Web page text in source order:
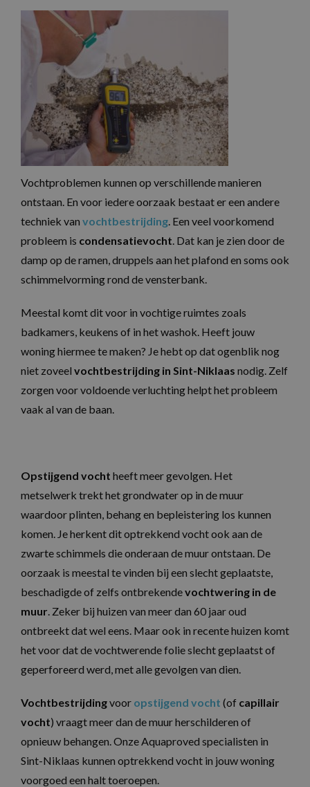
Vochtproblemen kunnen op verschillende manieren
ontstaan. En voor iedere oorzaak bestaat er een andere
techniek van vochtbestrijding. Een veel voorkomend
probleem is condensatievocht. Dat kan je zien door de
damp op de ramen, druppels aan het plafond en soms ook
schimmelvorming rond de vensterbank.
Meestal komt dit voor in vochtige ruimtes zoals
badkamers, keukens of in het washok. Heeft jouw
woning hiermee te maken? Je hebt op dat ogenblik nog
niet zoveel vochtbestrijding in Sint-Niklaas nodig. Zelf
zorgen voor voldoende verluchting helpt het probleem
vaak al van de baan.
Opstijgend vocht heeft meer gevolgen. Het
metselwerk trekt het grondwater op in de muur
waardoor plinten, behang en bepleistering los kunnen
komen. Je herkent dit optrekkend vocht ook aan de
zwarte schimmels die onderaan de muur ontstaan. De
oorzaak is meestal te vinden bij een slecht geplaatste,
beschadigde of zelfs ontbrekendevochtwering in de
muur. Zeker bij huizen van meer dan 60 jaar oud
ontbreekt dat wel eens. Maar ook in recente huizen komt
het voor dat de vochtwerende folie slecht geplaatst of
geperforeerd werd, met alle gevolgen van dien.
Vochtbestrijdingvoor opstijgend vocht (of capillair
vocht) vraagt meer dan de muur herschilderen of
opnieuw behangen. Onze Aquaproved specialisten in
Sint-Niklaas kunnen optrekkend vocht in jouw woning
voorgoed een halt toeroepen.